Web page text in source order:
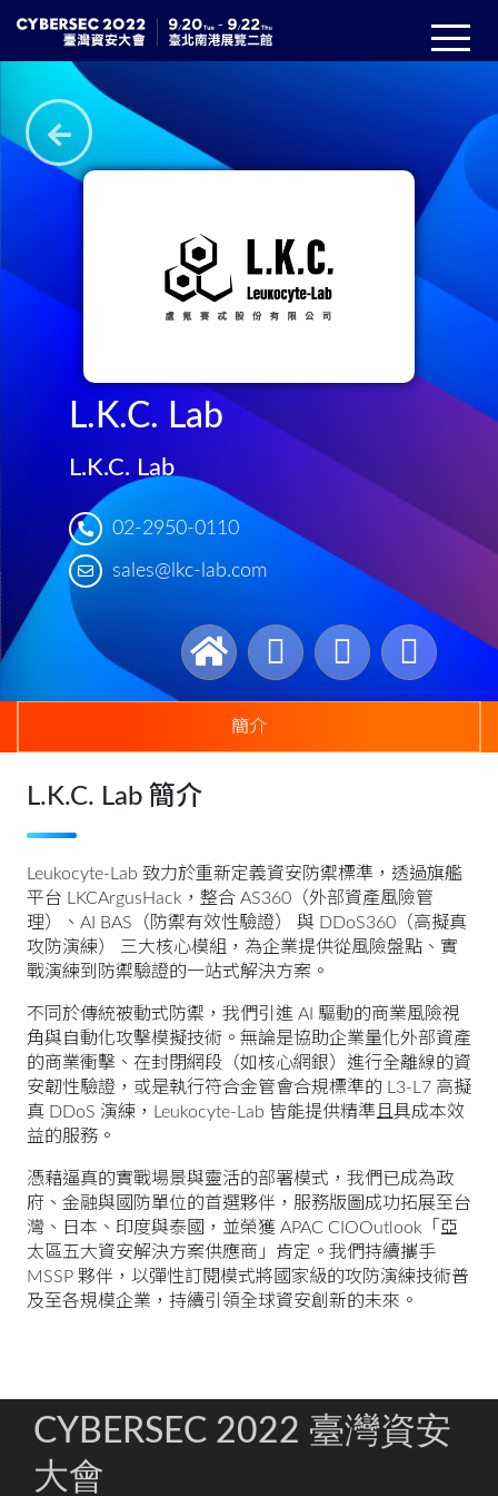
L.K.C. Lab
L.K.C. Lab
02-2950-0110
sales@lkc-lab.com
簡介
L.K.C. Lab 簡介
Leukocyte-Lab 致力於重新定義資安防禦標準，透過旗艦
平台 LKCArgusHack，整合 AS360（外部資產風險管
理）、AI BAS（防禦有效性驗證） 與 DDoS360（高擬真
攻防演練） 三大核心模組，為企業提供從風險盤點、實
戰演練到防禦驗證的一站式解決方案。
不同於傳統被動式防禦，我們引進 AI 驅動的商業風險視
角與自動化攻擊模擬技術。無論是協助企業量化外部資產
的商業衝擊、在封閉網段（如核心網銀）進行全離線的資
安韌性驗證，或是執行符合金管會合規標準的 L3-L7 高擬
真 DDoS 演練，Leukocyte-Lab 皆能提供精準且具成本效
益的服務。
憑藉逼真的實戰場景與靈活的部署模式，我們已成為政
府、金融與國防單位的首選夥伴，服務版圖成功拓展至台
灣、日本、印度與泰國，並榮獲 APAC CIOOutlook「亞
太區五大資安解決方案供應商」肯定。我們持續攜手
MSSP 夥伴，以彈性訂閱模式將國家級的攻防演練技術普
及至各規模企業，持續引領全球資安創新的未來。
CYBERSEC 2022 臺灣資安
大會